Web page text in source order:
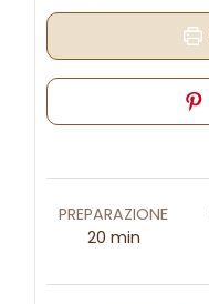
PREPARAZIONE
20 min